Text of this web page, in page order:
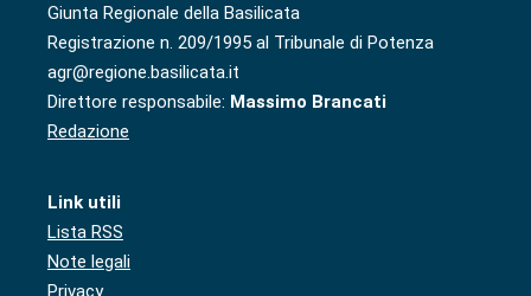
Giunta Regionale della Basilicata
Registrazione n. 209/1995 al Tribunale di Potenza
agr@regione.basilicata.it
Direttore responsabile: Massimo Brancati
Redazione
Link utili
Lista RSS
Note legali
Privacy